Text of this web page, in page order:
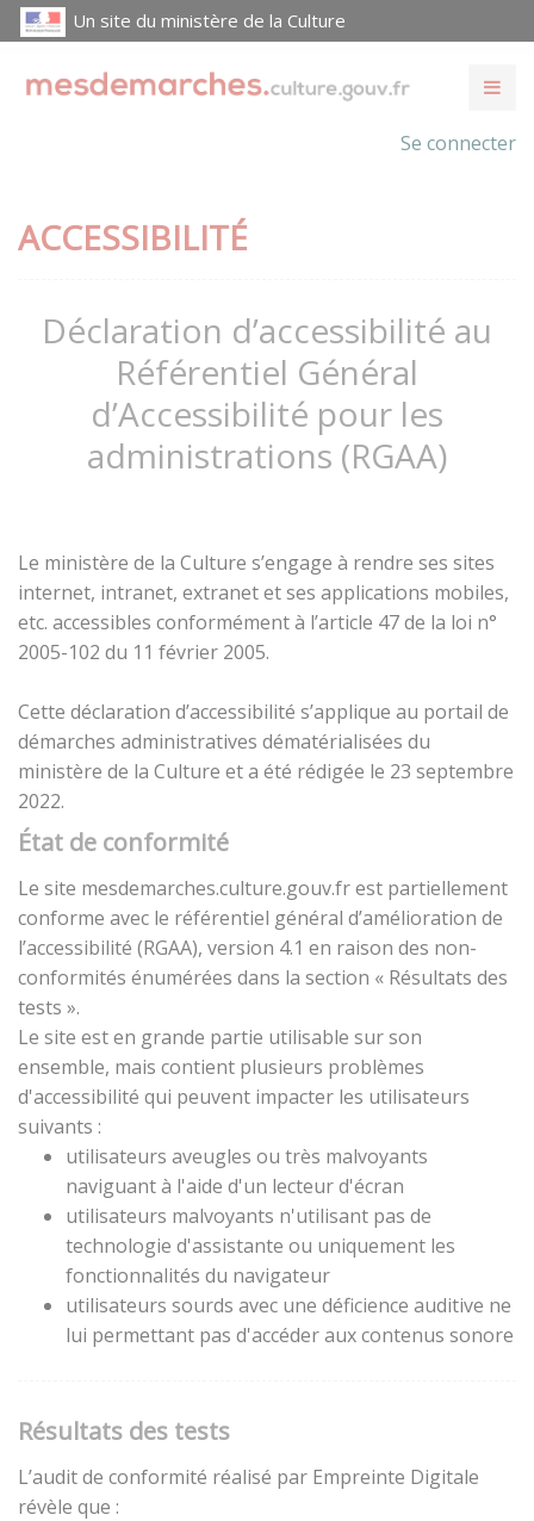
Un site du ministère de la Culture
Se connecter
ACCESSIBILITÉ
Déclaration d’accessibilité au
Référentiel Général
d’Accessibilité pour les
administrations (RGAA)
Le ministère de la Culture s’engage à rendre ses sites
internet, intranet, extranet et ses applications mobiles,
etc. accessibles conformément à l’article 47 de la loi n°
2005-102 du 11 février 2005.
Cette déclaration d’accessibilité s’applique au portail de
démarches administratives dématérialisées du
ministère de la Culture et a été rédigée le 23 septembre
2022.
État de conformité
Le site mesdemarches.culture.gouv.fr est partiellement
conforme avec le référentiel général d’amélioration de
l’accessibilité (RGAA), version 4.1 en raison des non-
conformités énumérées dans la section « Résultats des
tests ».
Le site est en grande partie utilisable sur son
ensemble, mais contient plusieurs problèmes
d'accessibilité qui peuvent impacter les utilisateurs
suivants :
utilisateurs aveugles ou très malvoyants
naviguant à l'aide d'un lecteur d'écran
utilisateurs malvoyants n'utilisant pas de
technologie d'assistante ou uniquement les
fonctionnalités du navigateur
utilisateurs sourds avec une déficience auditive ne
lui permettant pas d'accéder aux contenus sonore
Résultats des tests
L’audit de conformité réalisé par Empreinte Digitale
révèle que :